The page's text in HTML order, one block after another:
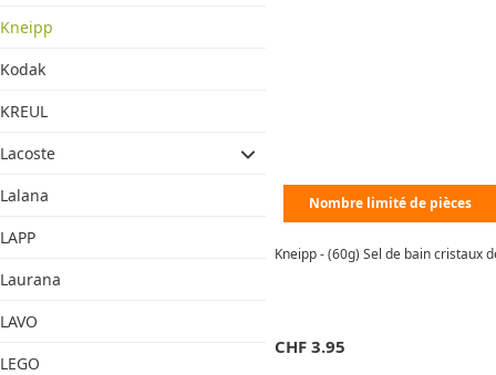
Kneipp
Kodak
KREUL
Lacoste
Lalana
LAPP
Laurana
LAVO
LEGO
Nombre limité de pièces
Kneipp - (60g) Sel de bain cristaux
CHF 3.95